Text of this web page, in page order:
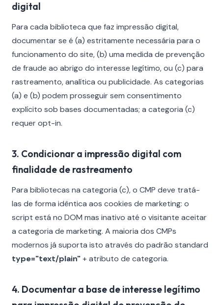
digital
Para cada biblioteca que faz impressão digital,
documentar se é (a) estritamente necessária para o
funcionamento do site, (b) uma medida de prevenção
de fraude ao abrigo do interesse legítimo, ou (c) para
rastreamento, analítica ou publicidade. As categorias
(a) e (b) podem prosseguir sem consentimento
explícito sob bases documentadas; a categoria (c)
requer opt-in.
3. Condicionar a impressão digital com
finalidade de rastreamento
Para bibliotecas na categoria (c), o CMP deve tratá-
las de forma idêntica aos cookies de marketing: o
script está no DOM mas inativo até o visitante aceitar
a categoria de marketing. A maioria dos CMPs
modernos já suporta isto através do padrão standard
type="text/plain"+ atributo de categoria.
4. Documentar a base de interesse legítimo